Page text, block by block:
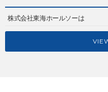
株式会社東海ホールソーは